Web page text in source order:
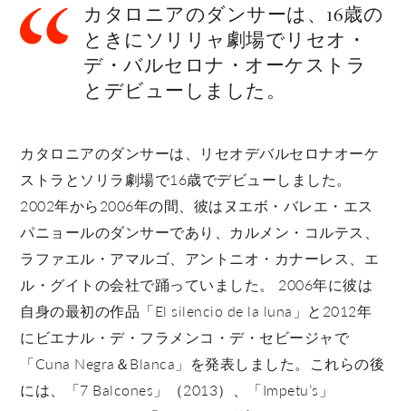
カタロニアのダンサーは、16歳の
ときにソリリャ劇場でリセオ・
デ・バルセロナ・オーケストラ
とデビューしました。
カタロニアのダンサーは、リセオデバルセロナオーケ
ストラとソリラ劇場で16歳でデビューしました。
2002年から2006年の間、彼はヌエボ・バレエ・エス
パニョールのダンサーであり、カルメン・コルテス、
ラファエル・アマルゴ、アントニオ・カナーレス、エ
ル・グイトの会社で踊っていました。 2006年に彼は
自身の最初の作品「El silencio de la luna」と2012年
にビエナル・デ・フラメンコ・デ・セビージャで
「Cuna Negra＆Blanca」を発表しました。これらの後
には、「7 Balcones」（2013）、「Impetu’s」